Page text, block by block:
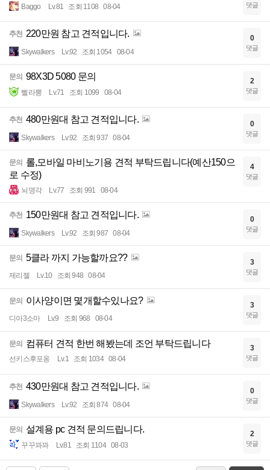
Baggo Lv.81 조회 1108 08-04 댓글
추천 220만원 참고 견적입니다.
Skywalkers Lv.92 조회 1054 08-04
0
댓글
문의 98X3D 5080 문의
삘라뽕 Lv.71 조회 1099 08-04
2
댓글
추천 480만원대 참고 견적입니다.
Skywalkers Lv.92 조회 937 08-04
0
댓글
문의 롤,모바일 마비노기용 견적 부탁드립니다(예산150으
로 수정)
뇌명각 Lv.77 조회 991 08-04
4
댓글
추천 150만원대 참고 견적입니다.
Skywalkers Lv.92 조회 987 08-04
0
댓글
문의 5클라 까지 가능할까요??
제리젤 Lv.10 조회 948 08-04
3
댓글
문의 이사양이면 몇개할수있나요?
디아3소마 Lv.9 조회 968 08-04
3
댓글
문의 컴퓨터 견적 한번 해봤는데 조언 부탁드립니다
선키스후포옹 Lv.1 조회 1034 08-04
3
댓글
추천 430만원대 참고 견적입니다.
Skywalkers Lv.92 조회 874 08-04
0
댓글
문의 설계용 pc 견적 문의드립니다.
꾸꾸꽈꽈 Lv.81 조회 1104 08-03
2
댓글